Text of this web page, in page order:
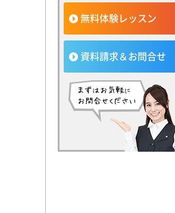
無料体験レッスン
資料請求＆お問合せ